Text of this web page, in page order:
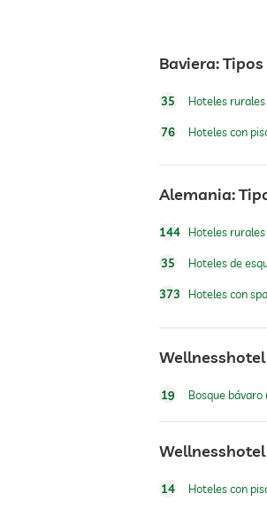
alquiler de
deportes de
piscina cubierta
senderismo
parque infantil al
Baviera:
35 Hoteles
76 Hoteles con
Alemania:
144 Hoteles
35 Hoteles de
373 Hoteles con
19 Bosque bávaro
14 Hoteles con